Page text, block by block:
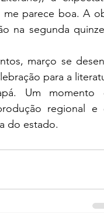
parece boa. A
na segunda
março se
para a
Um momento
regional e
do estado.